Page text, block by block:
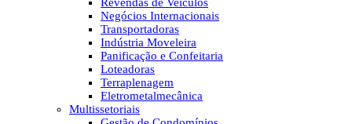
Negócios Internacionais
Transportadoras
Indústria Moveleira
Panificação e Confeitaria
Loteadoras
Terraplenagem
Eletrometalmecânica
Multissetoriais